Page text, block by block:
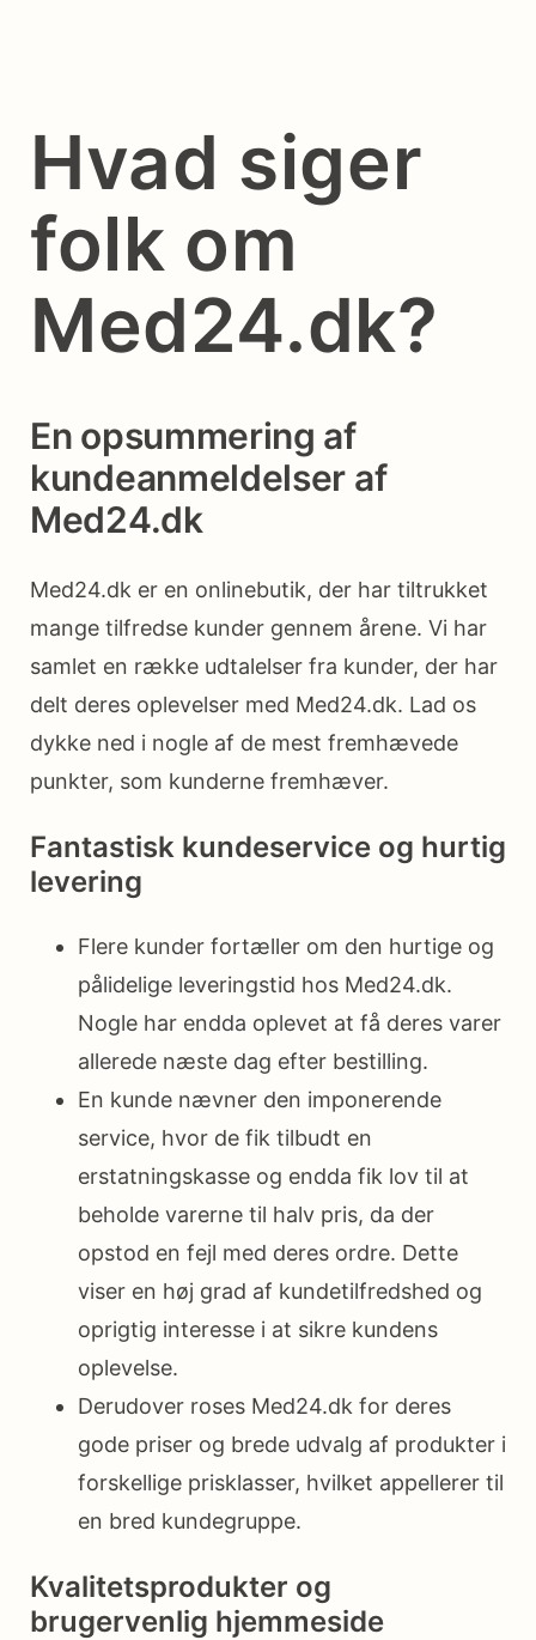
Hvad siger
folk om
Med24.dk?
En opsummering af
kundeanmeldelser af
Med24.dk
Med24.dk er en onlinebutik, der har tiltrukket
mange tilfredse kunder gennem årene. Vi har
samlet en række udtalelser fra kunder, der har
delt deres oplevelser med Med24.dk. Lad os
dykke ned i nogle af de mest fremhævede
punkter, som kunderne fremhæver.
Fantastisk kundeservice og hurtig
levering
Flere kunder fortæller om den hurtige og
pålidelige leveringstid hos Med24.dk.
Nogle har endda oplevet at få deres varer
allerede næste dag efter bestilling.
En kunde nævner den imponerende
service, hvor de fik tilbudt en
erstatningskasse og endda fik lov til at
beholde varerne til halv pris, da der
opstod en fejl med deres ordre. Dette
viser en høj grad af kundetilfredshed og
oprigtig interesse i at sikre kundens
oplevelse.
Derudover roses Med24.dk for deres
gode priser og brede udvalg af produkter i
forskellige prisklasser, hvilket appellerer til
en bred kundegruppe.
Kvalitetsprodukter og
brugervenlig hjemmeside